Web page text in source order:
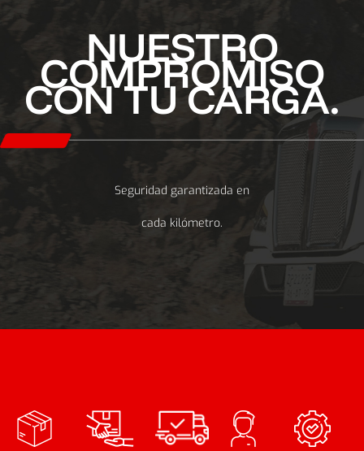
NUESTRO
COMPROMISO
CON TU CARGA.
Seguridad garantizada en
cada kilómetro.